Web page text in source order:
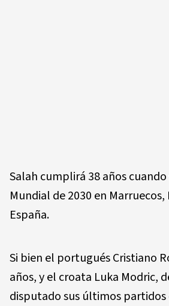
Salah cumplirá 38 años
Mundial de 2030 en
España.
Si bien el portugués Cristiano
años, y el croata Luka Modric,
disputado sus últimos partidos